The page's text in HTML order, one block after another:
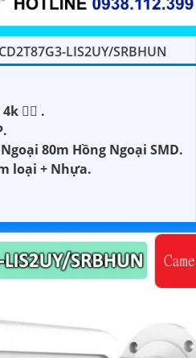
LIS2UY/SRBHUN
👍🏾 .
80m Hồng Ngoại SMD.
loại + Nhựa.